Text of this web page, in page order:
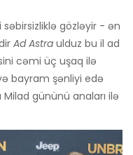
gözləyir - ən
Ad Astra ulduz bu il ad
cəmi üç uşaq ilə
bayram şənliyi edə
gününü anaları ilə